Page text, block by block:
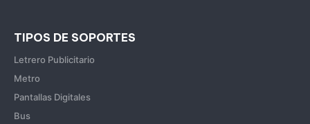
TIPOS DE SOPORTES
Letrero Publicitario
Metro
Pantallas Digitales
Bus